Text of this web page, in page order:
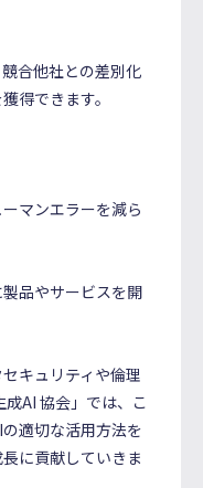
合他社との差別化
得できます。
マンエラーを減ら
品やサービスを開
キュリティや倫理
AI 協会」では、こ
適切な活用方法を
に貢献していきま